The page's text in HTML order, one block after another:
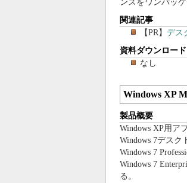
ンスをワンパッケ
関連記事
【PR】 デス
資料ダウンロード
なし
Windows XP
製品概要
Windows XP用ア
Windows 7デスク
Windows 7
Windows 7
る。